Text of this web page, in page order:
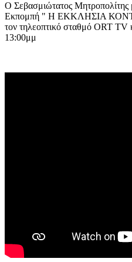
Ο Σεβασμιώτατος Μητροπολίτης
Εκπομπή " Η ΕΚΚΛΗΣΙΑ
τον τηλεοπτικό σταθμό ORT
13:00μμ